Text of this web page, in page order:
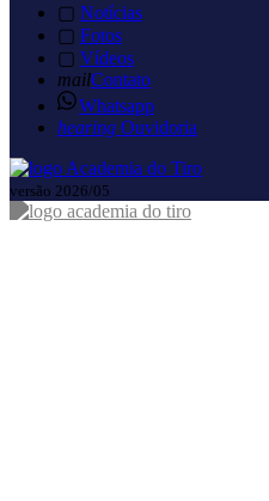
▢ Notícias
▢ Fotos
▢ Vídeos
mailContato
Whatsapp
hearing Ouvidoria
versão 2026/05